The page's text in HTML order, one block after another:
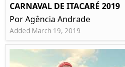
CARNAVAL DE ITACARÉ 2019
Por Agência Andrade
Added March 19, 2019